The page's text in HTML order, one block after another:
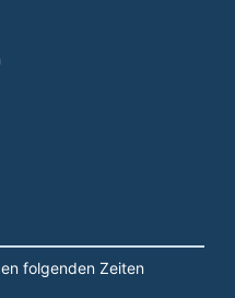
folgenden Zeiten